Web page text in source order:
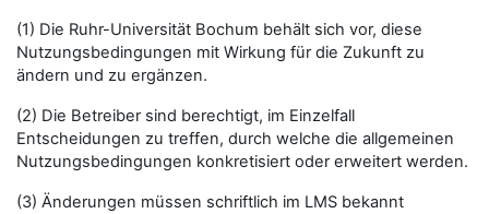
(1) Die Ruhr-Universität Bochum behält sich vor, diese
Nutzungsbedingungen mit Wirkung für die Zukunft zu
ändern und zu ergänzen.
(2) Die Betreiber sind berechtigt, im Einzelfall
Entscheidungen zu treffen, durch welche die allgemeinen
Nutzungsbedingungen konkretisiert oder erweitert werden.
(3) Änderungen müssen schriftlich im LMS bekannt